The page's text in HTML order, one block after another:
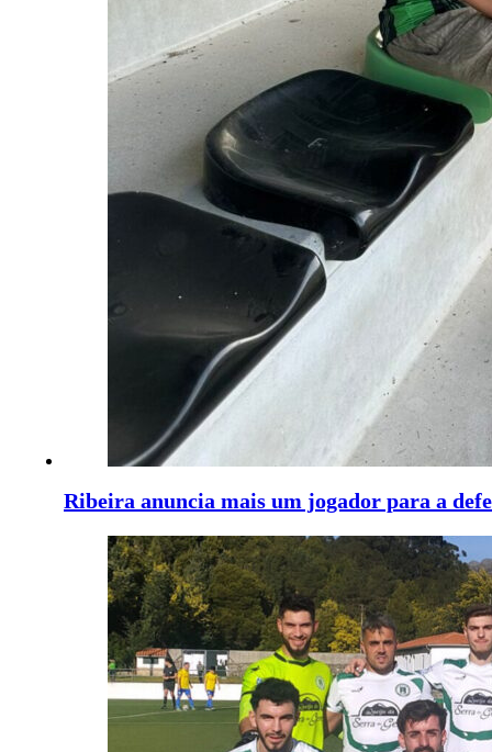
Ribeira anuncia mais um jogador para a